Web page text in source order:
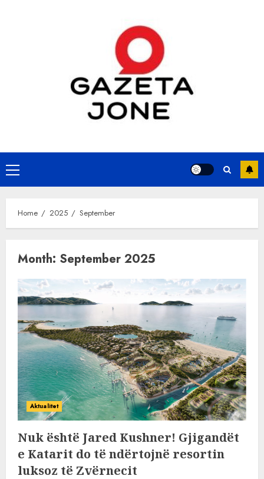
Primary
Menu
Home 2025 September
Month: September 2025
Aktualitet
Nuk është Jared Kushner! Gjigandët
e Katarit do të ndërtojnë resortin
luksoz të Zvërnecit